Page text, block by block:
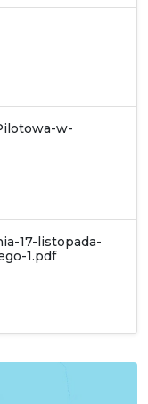
w-
17-listopada-
1.pdf